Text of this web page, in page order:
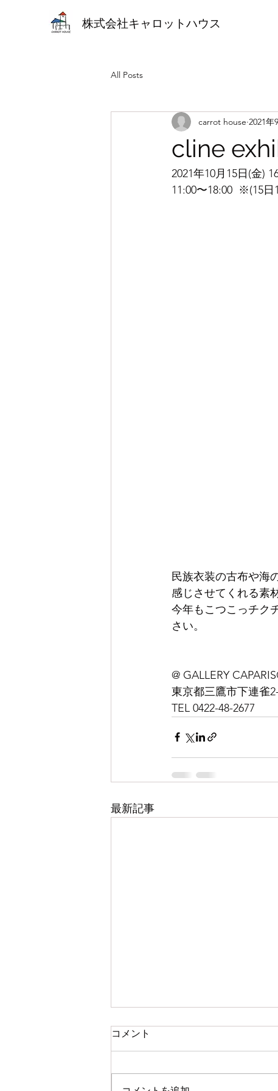
株式会社キャロットハウス
All Posts
cline
carrot house 2021年
2021年10月15日(金)
11:00〜18:00  ※(15日
民族衣装の古布や海
感じさせてくれる素
今年もこつこっチク
さい。
@ GALLERY
東京都三鷹市下連雀
TEL 0422-48-2677
最新記事
コメント